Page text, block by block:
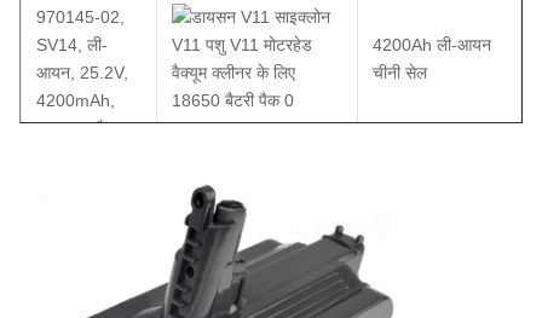
970145-02,
SV14, ली-
आयन, 25.2V,
4200mAh,
उपकरण और
4200Ah ली-आयन
चीनी सेल